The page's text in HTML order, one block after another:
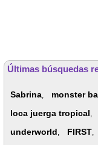
Últimas búsquedas
Sabrina, monster
loca juerga tropical,
underworld, FIRST,